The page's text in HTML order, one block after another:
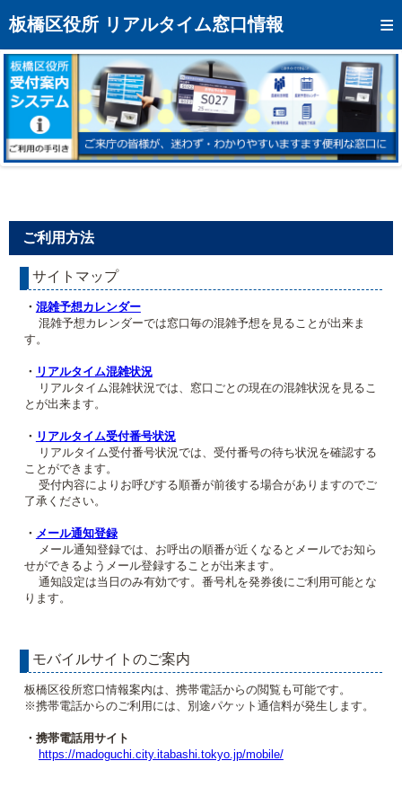
板橋区役所 リアルタイム窓口情報
トップページへ
混雑予想カレンダー
リアルタイム混雑状況
リアルタイム受付番号状況
メール通知登録
モバイルサイト
アクセス
区役所フロアマップ
ご利用方法
サイトマップ
・ 混雑予想カレンダー
混雑予想カレンダーでは窓口毎の混雑予想を見ることが出来ま
す。
・ リアルタイム混雑状況
リアルタイム混雑状況では、窓口ごとの現在の混雑状況を見るこ
とが出来ます。
・ リアルタイム受付番号状況
リアルタイム受付番号状況では、受付番号の待ち状況を確認する
ことができます。
受付内容によりお呼びする順番が前後する場合がありますのでご
了承ください。
・ メール通知登録
メール通知登録では、お呼出の順番が近くなるとメールでお知ら
せができるようメール登録することが出来ます。
通知設定は当日のみ有効です。番号札を発券後にご利用可能とな
ります。
モバイルサイトのご案内
板橋区役所窓口情報案内は、携帯電話からの閲覧も可能です。
※携帯電話からのご利用には、別途パケット通信料が発生します。
・携帯電話用サイト
https://madoguchi.city.itabashi.tokyo.jp/mobile/